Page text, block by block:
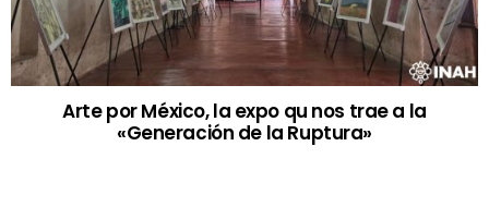
Arte por México, la expo qu nos trae a la
«Generación de la Ruptura»